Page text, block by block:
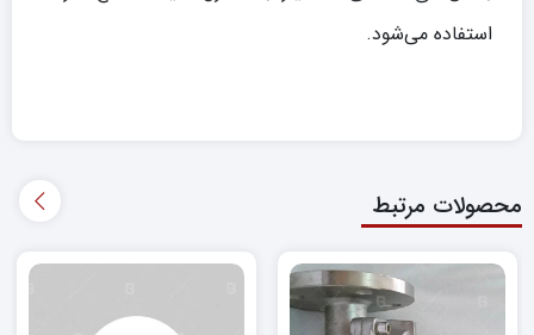
استفاده می‌شود.
محصولات مرتبط